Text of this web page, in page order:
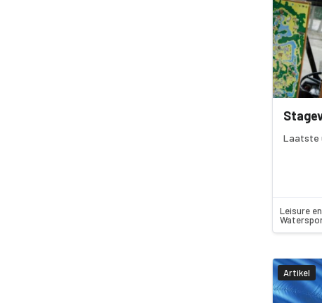
Laatste
Leisure
Artikel